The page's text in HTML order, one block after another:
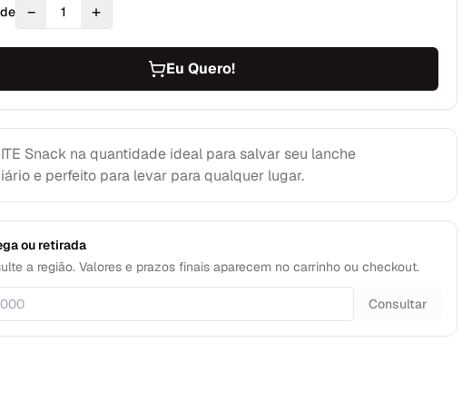
− 1 +
Eu Quero!
Snack na quantidade ideal para salvar seu lanche
e perfeito para levar para qualquer lugar.
ou retirada
a região. Valores e prazos finais aparecem no carrinho ou checkout.
Consultar